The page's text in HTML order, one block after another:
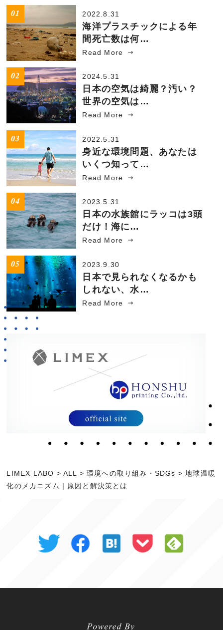
2022.8.31
海洋プラスチックによる年
間死亡数は何…
Read More
2024.5.31
日本の空気は綺麗？汚い？
世界の空気は…
Read More
2022.5.31
身近な環境問題、あなたは
いくつ知って…
Read More
2023.5.31
日本の水族館にラッコは3頭
だけ！海に…
Read More
2023.9.30
日本で見られなくなるかも
しれない、水…
Read More
LIMEX LABO > ALL >環境への取り組み・SDGs >地球温暖
化のメカニズム｜原因と解決策とは